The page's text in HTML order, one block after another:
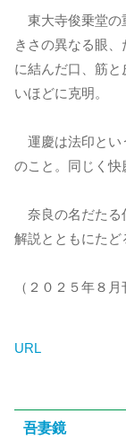
東大寺俊乗堂の
きさの異なる眼
に結んだ口、筋
いほどに克明。
運慶は法印とい
のこと。同じく快
奈良の名だたる
解説とともにたど
（２０２５年８
URL
吾妻鏡